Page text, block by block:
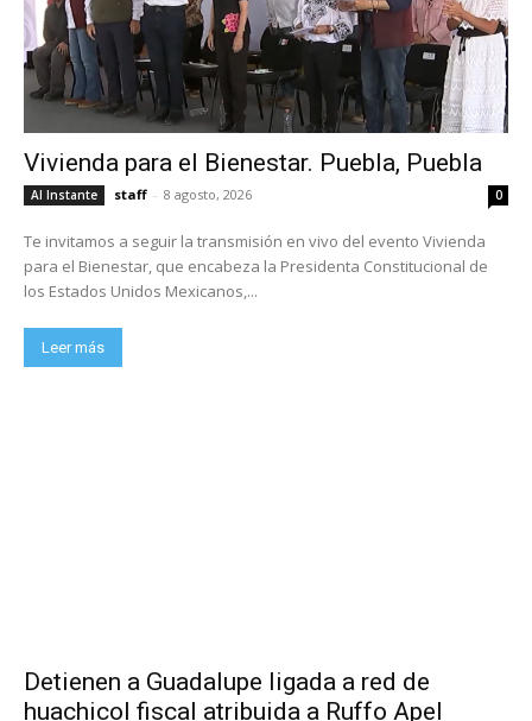
Vivienda para el Bienestar. Puebla, Puebla
Al Instante staff - 8 agosto, 2026 0
Te invitamos a seguir la transmisión en vivo del evento Vivienda
para el Bienestar, que encabeza la Presidenta Constitucional de
los Estados Unidos Mexicanos,...
Leer más
Detienen a Guadalupe ligada a red de
huachicol fiscal atribuida a Ruffo Apel